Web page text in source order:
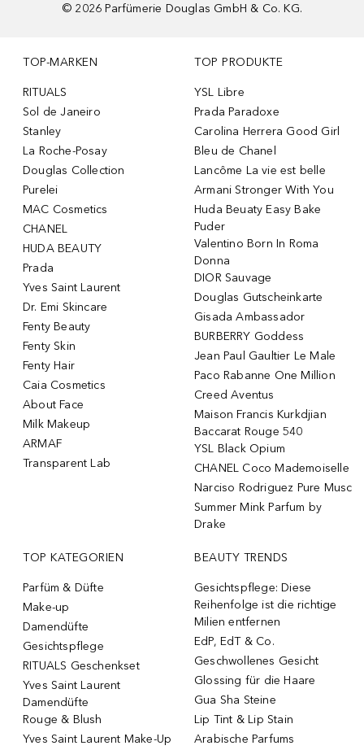
© 2026 Parfümerie Douglas GmbH & Co. KG.
TOP-MARKEN
RITUALS
Sol de Janeiro
Stanley
La Roche-Posay
Douglas Collection
Purelei
MAC Cosmetics
CHANEL
HUDA BEAUTY
Prada
Yves Saint Laurent
Dr. Emi Skincare
Fenty Beauty
Fenty Skin
Fenty Hair
Caia Cosmetics
About Face
Milk Makeup
ARMAF
Transparent Lab
TOP PRODUKTE
YSL Libre
Prada Paradoxe
Carolina Herrera Good Girl
Bleu de Chanel
Lancôme La vie est belle
Armani Stronger With You
Huda Beuaty Easy Bake
Puder
Valentino Born In Roma
Donna
DIOR Sauvage
Douglas Gutscheinkarte
Gisada Ambassador
BURBERRY Goddess
Jean Paul Gaultier Le Male
Paco Rabanne One Million
Creed Aventus
Maison Francis Kurkdjian
Baccarat Rouge 540
YSL Black Opium
CHANEL Coco Mademoiselle
Narciso Rodriguez Pure Musc
Summer Mink Parfum by
Drake
TOP KATEGORIEN
Parfüm & Düfte
Make-up
Damendüfte
Gesichtspflege
RITUALS Geschenkset
Yves Saint Laurent
Damendüfte
Rouge & Blush
Yves Saint Laurent Make-Up
BEAUTY TRENDS
Gesichtspflege: Diese
Reihenfolge ist die richtige
Milien entfernen
EdP, EdT & Co.
Geschwollenes Gesicht
Glossing für die Haare
Gua Sha Steine
Lip Tint & Lip Stain
Arabische Parfums